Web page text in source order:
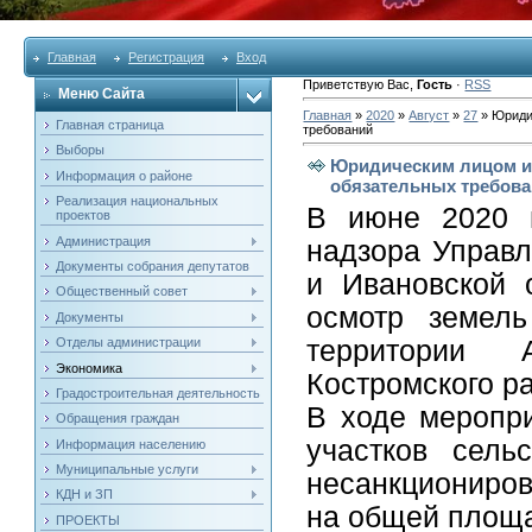
Главная Регистрация Вход
Меню Сайта
Главная страница
Выборы
Информация о районе
Реализация национальных
проектов
Администрация
Документы собрания депутатов
Общественный совет
Документы
Отделы администрации
Экономика
Градостроительная деятельность
Обращения граждан
Информация населению
Муниципальные услуги
КДН и ЗП
ПРОЕКТЫ
Приветствую Вас ,Гость · RSS
Главная »2020 » Август » 27 »
требований
Юридическим лицом
обязательных
В июне 2020
надзора
и Ивановской
осмотр
территории
Костромского
В ходе
участков
на общей